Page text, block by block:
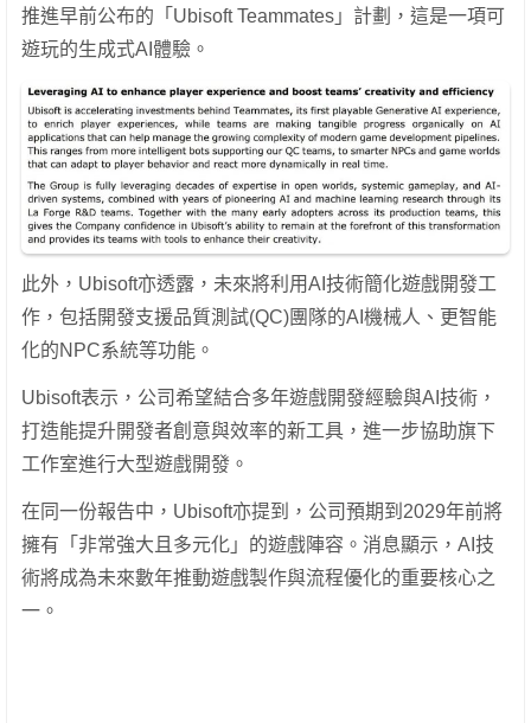
推進早前公布的「Ubisoft Teammates」計劃，這是一項可
遊玩的生成式AI體驗。
此外，Ubisoft亦透露，未來將利用AI技術簡化遊戲開發工
作，包括開發支援品質測試(QC)團隊的AI機械人、更智能
化的NPC系統等功能。
Ubisoft表示，公司希望結合多年遊戲開發經驗與AI技術，
打造能提升開發者創意與效率的新工具，進一步協助旗下
工作室進行大型遊戲開發。
在同一份報告中，Ubisoft亦提到，公司預期到2029年前將
擁有「非常強大且多元化」的遊戲陣容。消息顯示，AI技
術將成為未來數年推動遊戲製作與流程優化的重要核心之
一。